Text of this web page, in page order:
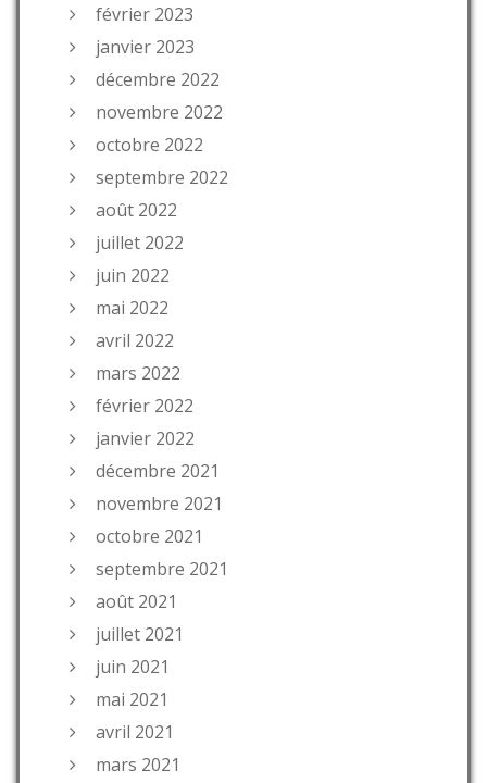
février 2023
janvier 2023
décembre 2022
novembre 2022
octobre 2022
septembre 2022
août 2022
juillet 2022
juin 2022
mai 2022
avril 2022
mars 2022
février 2022
janvier 2022
décembre 2021
novembre 2021
octobre 2021
septembre 2021
août 2021
juillet 2021
juin 2021
mai 2021
avril 2021
mars 2021